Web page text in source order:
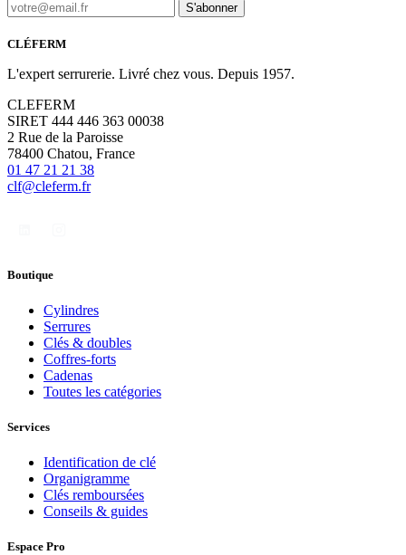
S'abonner
CLÉFERM
L'expert serrurerie. Livré chez vous. Depuis 1957.
CLEFERM
SIRET 444 446 363 00038
2 Rue de la Paroisse
78400 Chatou, France
01 47 21 21 38
clf@cleferm.fr
Boutique
Cylindres
Serrures
Clés & doubles
Coffres-forts
Cadenas
Toutes les catégories
Services
Identification de clé
Organigramme
Clés remboursées
Conseils & guides
Espace Pro